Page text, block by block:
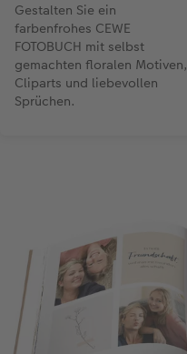
Gestalten Sie ein
farbenfrohes CEWE
FOTOBUCH mit selbst
gemachten floralen Motiven,
Cliparts und liebevollen
Sprüchen.